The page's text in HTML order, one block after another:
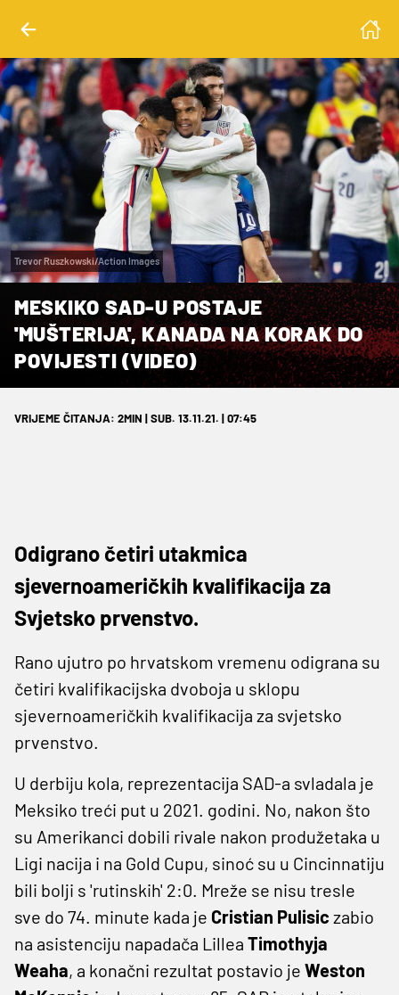
Trevor Ruszkowski/Action Images
MESKIKO SAD-U POSTAJE
'MUŠTERIJA', KANADA NA KORAK DO
POVIJESTI (VIDEO)
VRIJEME ČITANJA: 2MIN | SUB. 13.11.21. | 07:45
Odigrano četiri utakmica
sjevernoameričkih kvalifikacija za
Svjetsko prvenstvo.
Rano ujutro po hrvatskom vremenu odigrana su
četiri kvalifikacijska dvoboja u sklopu
sjevernoameričkih kvalifikacija za svjetsko
prvenstvo.
U derbiju kola, reprezentacija SAD-a svladala je
Meksiko treći put u 2021. godini. No, nakon što
su Amerikanci dobili rivale nakon produžetaka u
Ligi nacija i na Gold Cupu, sinoć su u Cincinnatiju
bili bolji s 'rutinskih' 2:0. Mreže se nisu tresle
sve do 74. minute kada je Cristian Pulisic zabio
na asistenciju napadača Lillea Timothyja
Weaha, a konačni rezultat postavio je Weston